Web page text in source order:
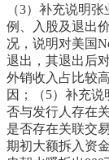
（3）补充说明
例、入股及退出
况，说明对美国
退出，其退出后
外销收入占比较
因；（5）补充
否与发行人存在
是否存在关联交
期初大额拆入资